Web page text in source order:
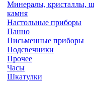
Минералы, кристаллы,
камня
Настольные приборы
Панно
Письменные приборы
Подсвечники
Прочее
Часы
Шкатулки